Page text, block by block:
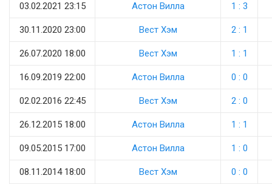
03.02.2021 23:15 Астон Вилла 1 : 3
30.11.2020 23:00 Вест Хэм 2 : 1
26.07.2020 18:00 Вест Хэм 1 : 1
16.09.2019 22:00 Астон Вилла 0 : 0
02.02.2016 22:45 Вест Хэм 2 : 0
26.12.2015 18:00 Астон Вилла 1 : 1
09.05.2015 17:00 Астон Вилла 1 : 0
08.11.2014 18:00 Вест Хэм 0 : 0